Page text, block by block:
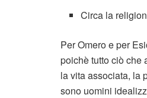
Circa la
Per Omero e per
poichè tutto ciò che
la vita associata, la
sono uomini